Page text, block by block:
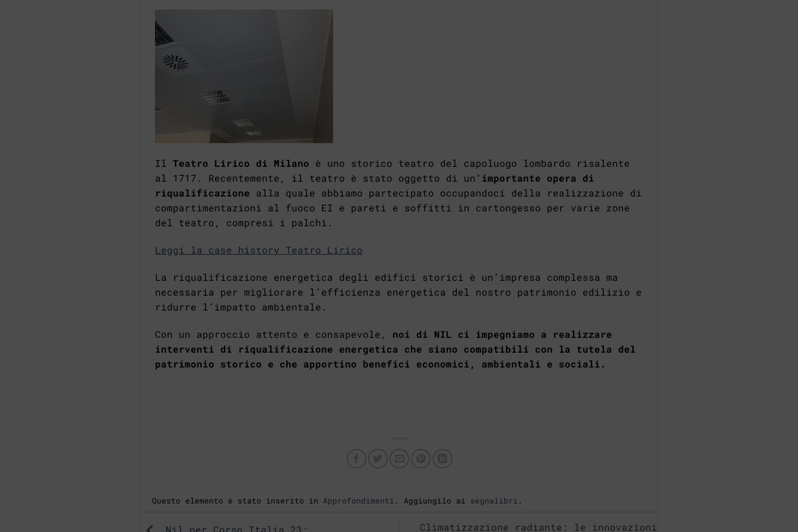
Il Teatro Lirico di Milano è uno storico teatro del capoluogo lombardo risalente
al 1717. Recentemente, il teatro è stato oggetto di un’ importante opera di
riqualificazione alla quale abbiamo partecipato occupandoci della realizzazione di
compartimentazioni al fuoco EI e pareti e soffitti in cartongesso per varie zone
del teatro, compresi i palchi.
Leggi la case history Teatro Lirico
La riqualificazione energetica degli edifici storici è un’impresa complessa ma
necessaria per migliorare l’efficienza energetica del nostro patrimonio edilizio e
ridurre l’impatto ambientale.
Con un approccio attento e consapevole, noi di NIL ci impegniamo a realizzare
interventi di riqualificazione energetica che siano compatibili con la tutela del
patrimonio storico e che apportino benefici economici, ambientali e sociali.
Questo elemento è stato inserito in Approfondimenti . Aggiungilo ai segnalibri .
Climatizzazione radiante: le innovazioni